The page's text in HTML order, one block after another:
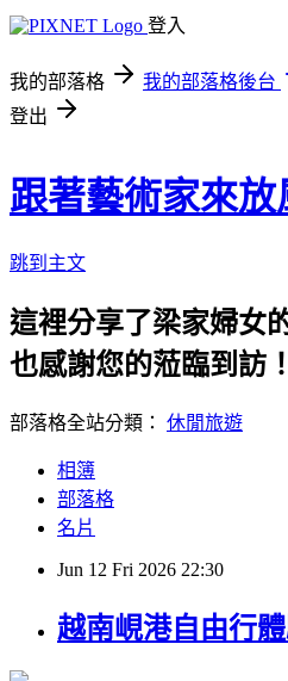
登入
我的部落格 我的部落格後台
登出
跟著藝術家來放
跳到主文
這裡分享了梁家婦女
也感謝您的蒞臨到訪！
部落格全站分類： 休閒旅遊
相簿
部落格
名片
Jun 12 Fri 2026 22:30
越南峴港自由行